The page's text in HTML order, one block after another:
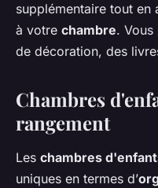
supplémentaire tout en
à votre chambre.
de décoration, des
Chambres
rangement
Les chambres
uniques en termes d’